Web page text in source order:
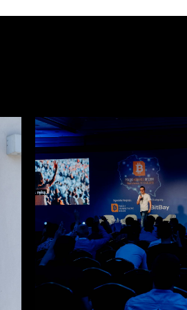
Polski
Kongres
Bitcoin
–
Kwiecień
2018